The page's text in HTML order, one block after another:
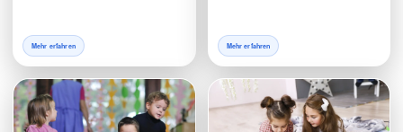
Mehr erfahren Mehr erfahren